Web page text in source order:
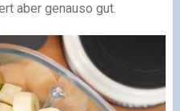
aber genauso gut.